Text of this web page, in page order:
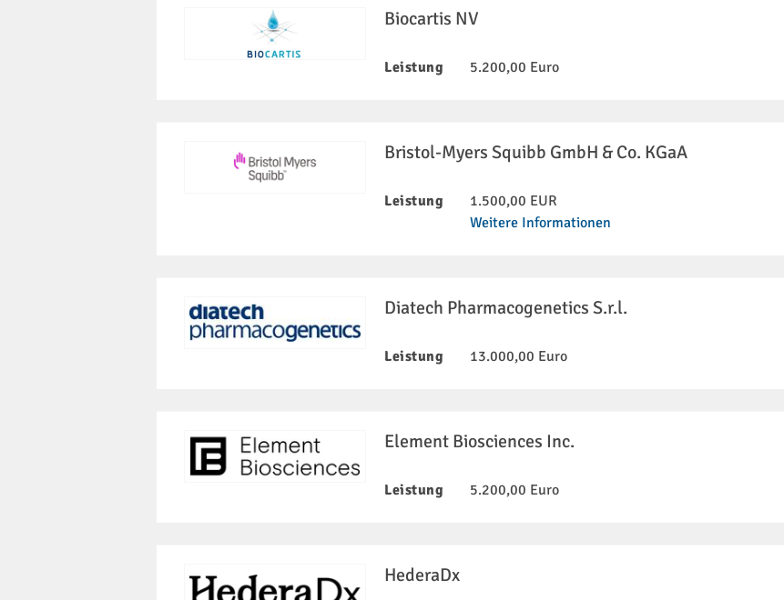
Biocartis NV
Leistung 5.200,00 Euro
Bristol-Myers Squibb GmbH & Co. KGaA
Leistung
1.500,00 EUR
Weitere Informationen
Diatech Pharmacogenetics S.r.l.
Leistung 13.000,00 Euro
Element Biosciences Inc.
Leistung 5.200,00 Euro
HederaDx